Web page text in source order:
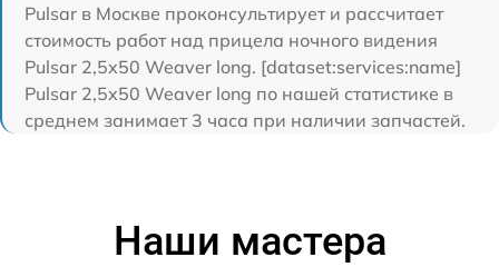
Pulsar в Москве проконсультирует и рассчитает
стоимость работ над прицела ночного видения
Pulsar 2,5x50 Weaver long. [dataset:services:name]
Pulsar 2,5x50 Weaver long по нашей статистике в
среднем занимает 3 часа при наличии запчастей.
Наши мастера